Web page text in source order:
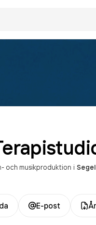
och musikproduktion i
E-post